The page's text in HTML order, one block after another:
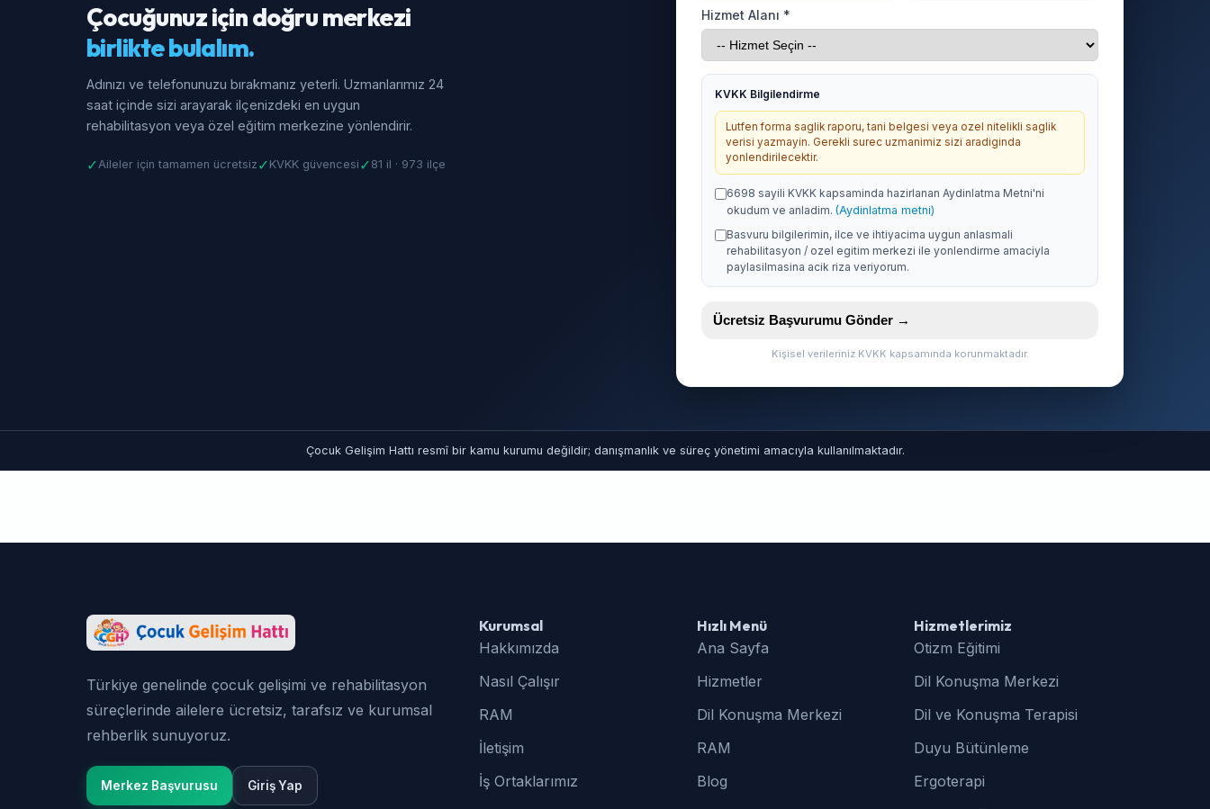
Çocuğunuz için doğru merkezi
birlikte bulalım.
Adınızı ve telefonunuzu bırakmanız yeterli. Uzmanlarımız 24
saat içinde sizi arayarak ilçenizdeki en uygun
rehabilitasyon veya özel eğitim merkezine yönlendirir.
✓Aileler için tamamen ücretsiz ✓ KVKK güvencesi ✓ 81 il · 973 ilçe
Hizmet Alanı *
KVKK Bilgilendirme
Lutfen forma saglik raporu, tani belgesi veya ozel nitelikli saglik
verisi yazmayin. Gerekli surec uzmanimiz sizi aradiginda
yonlendirilecektir.
6698 sayili KVKK kapsaminda hazirlanan Aydinlatma Metni'ni
okudum ve anladim. (Aydinlatma metni)
Basvuru bilgilerimin, ilce ve ihtiyacima uygun anlasmali
rehabilitasyon / ozel egitim merkezi ile yonlendirme amaciyla
paylasilmasina acik riza veriyorum.
Ücretsiz Başvurumu Gönder →
Kişisel verileriniz KVKK kapsamında korunmaktadır.
Çocuk Gelişim Hattı resmî bir kamu kurumu değildir; danışmanlık ve süreç yönetimi amacıyla kullanılmaktadır.
Türkiye genelinde çocuk gelişimi ve rehabilitasyon
süreçlerinde ailelere ücretsiz, tarafsız ve kurumsal
rehberlik sunuyoruz.
Merkez Başvurusu Giriş Yap
Kurumsal
Hakkımızda
Nasıl Çalışır
RAM
İletişim
İş Ortaklarımız
Hızlı Menü
Ana Sayfa
Hizmetler
Dil Konuşma Merkezi
RAM
Blog
Hizmetlerimiz
Otizm Eğitimi
Dil Konuşma Merkezi
Dil ve Konuşma Terapisi
Duyu Bütünleme
Ergoterapi